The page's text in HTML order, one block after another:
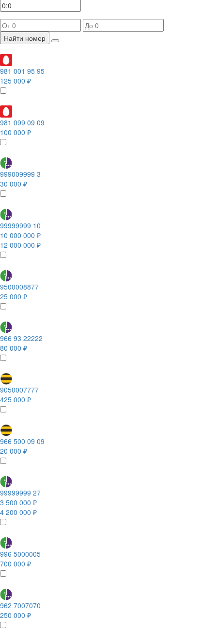
Найти номер
981 001 95 95
125 000 ₽
981 099 09 09
100 000 ₽
999009999 3
30 000 ₽
99999999 10
10 000 000 ₽
12 000 000 ₽
9500008877
25 000 ₽
966 93 22222
80 000 ₽
9050007777
425 000 ₽
966 500 09 09
20 000 ₽
99999999 27
3 500 000 ₽
4 200 000 ₽
996 5000005
700 000 ₽
962 7007070
250 000 ₽